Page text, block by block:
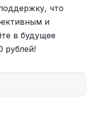
что
и
в будущее
рублей!